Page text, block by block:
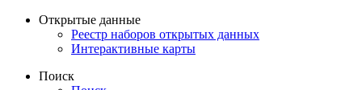
Открытые данные
Реестр наборов открытых данных
Интерактивные карты
Поиск